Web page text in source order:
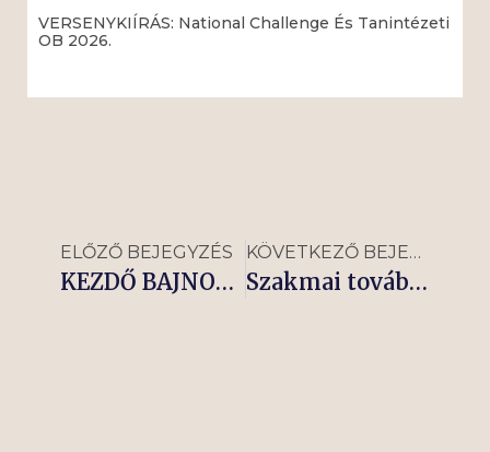
VERSENYKIÍRÁS: National Challenge És Tanintézeti
OB 2026.
ELŐZŐ BEJEGYZÉS
KEZDŐ BAJNOKI EREDMÉNYEK
KÖVETKEZŐ BEJEGYZÉS
Szakmai továbbképzések december 14-én a Nemzeti Lovardában